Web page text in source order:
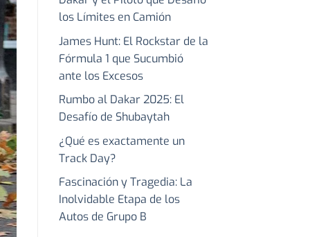
los Límites en Camión
James Hunt: El Rockstar de la
Fórmula 1 que Sucumbió
ante los Excesos
Rumbo al Dakar 2025: El
Desafío de Shubaytah
¿Qué es exactamente un
Track Day?
Fascinación y Tragedia: La
Inolvidable Etapa de los
Autos de Grupo B